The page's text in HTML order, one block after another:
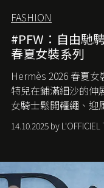
FASHION
#PFW：自由馳
春夏女裝系列
Hermès 2026 春夏
特兒在鋪滿細沙的伸
女騎士鬆開韁繩、迎
從容的態度。
14.10.2025 by